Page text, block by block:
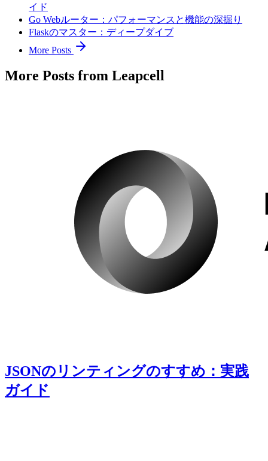
イド
Go Webルーター：パフォーマンスと機能の深掘り
Flaskのマスター：ディープダイブ
More Posts
More Posts from Leapcell
JSONのリンティングのすすめ：実践
ガイド